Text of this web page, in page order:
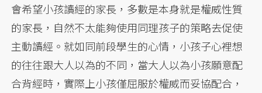
會希望小孩讀經的家長，多數是本身就是權威性質
的家長，自然不太能夠使用同理孩子的策略去促使
主動讀經。就如同前段學生的心情，小孩子心裡想
的往往跟大人以為的不同，當大人以為小孩願意配
合背經時，實際上小孩僅屈服於權威而妥協配合，